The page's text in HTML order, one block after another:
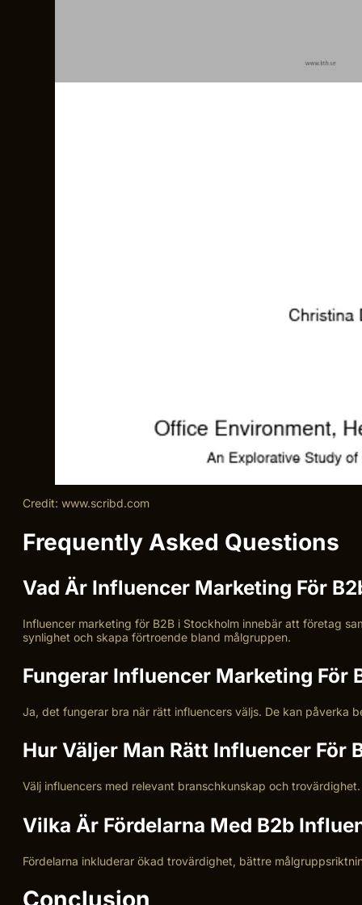
Credit: www.scribd.com
Frequently Asked Questions
Vad Är Influencer Marketing För
Influencer marketing för B2B i Stockholm innebär att företag
synlighet och skapa förtroende bland målgruppen.
Fungerar Influencer Marketing För
Ja, det fungerar bra när rätt influencers väljs. De kan påverka
Hur Väljer Man Rätt Influencer För
Välj influencers med relevant branschkunskap och
Vilka Är Fördelarna Med B2b
Fördelarna inkluderar ökad trovärdighet, bättre
Conclusion